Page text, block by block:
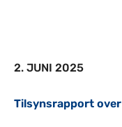
2. JUNI 2025
Tilsynsrapport